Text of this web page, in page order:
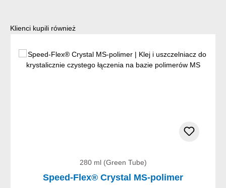
Pomiń galerię produktów
Klienci kupili również
280 ml (Green Tube)
Speed-Flex® Crystal MS-polimer